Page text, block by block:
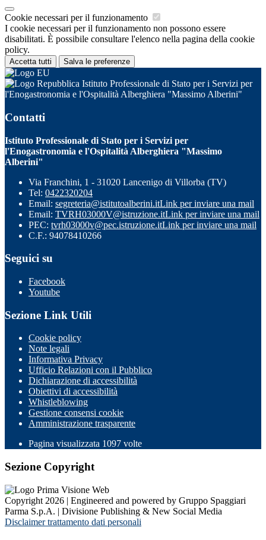
Cookie necessari per il funzionamento
I cookie necessari per il funzionamento non possono essere
disabilitati. È possibile consultare l'elenco nella pagina della cookie
policy.
Accetta tutti Salva le preferenze
Istituto Professionale di Stato per i Servizi per
l'Enogastronomia e l'Ospitalità Alberghiera "Massimo Alberini"
Contatti
Istituto Professionale di Stato per i Servizi per
l'Enogastronomia e l'Ospitalità Alberghiera "Massimo
Alberini"
Via Franchini, 1 - 31020 Lancenigo di Villorba (TV)
Tel: 0422320204
Email: segreteria@istitutoalberini.itLink per inviare una mail
Email: TVRH03000V@istruzione.itLink per inviare una mail
PEC: tvrh03000v@pec.istruzione.itLink per inviare una mail
C.F.: 94078410266
Seguici su
Facebook
Youtube
Sezione Link Utili
Cookie policy
Note legali
Informativa Privacy
Ufficio Relazioni con il Pubblico
Dichiarazione di accessibilità
Obiettivi di accessibilità
Whistleblowing
Gestione consensi cookie
Amministrazione trasparente
Pagina visualizzata 1097 volte
Sezione Copyright
Copyright 2026 | Engineered and powered by Gruppo Spaggiari
Parma S.p.A. | Divisione Publishing & New Social Media
Disclaimer trattamento dati personali